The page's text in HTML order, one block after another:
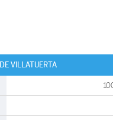
VILLATUERTA